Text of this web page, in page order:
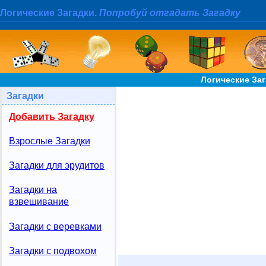
Логические Загадки. Попробуй отгадать Загадку
Логические
Загадки
Добавить Загадку
Взрослые Загадки
Загадки для эрудитов
Загадки на
взвешивание
Загадки с веревками
Загадки с подвохом